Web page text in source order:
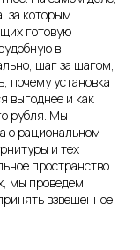
за которым
готовую
в
шаг за шагом,
почему установка
выгоднее и как
рубля. Мы
о рациональном
и тех
пространство
мы проведем
взвешенное